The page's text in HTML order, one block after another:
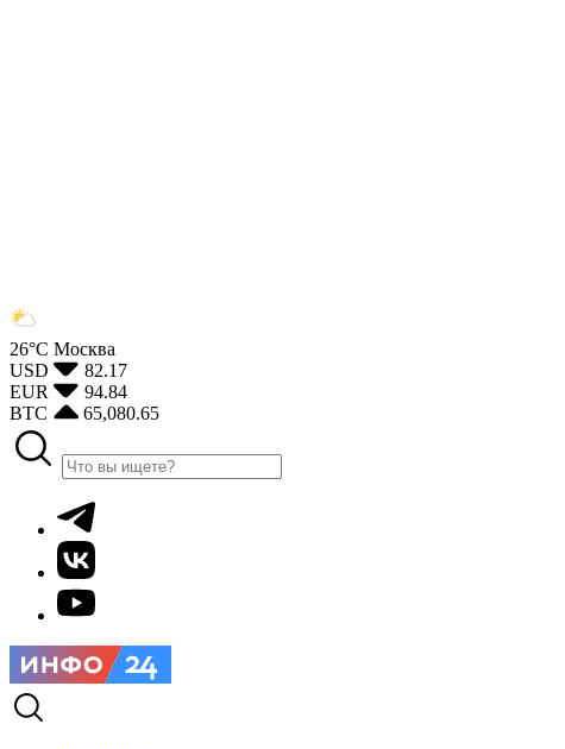
26°С Москва
USD
82.17
EUR
94.84
BTC
65,080.65